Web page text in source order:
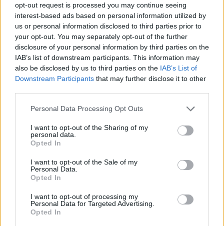
opt-out request is processed you may continue seeing
interest-based ads based on personal information utilized by
us or personal information disclosed to third parties prior to
your opt-out. You may separately opt-out of the further
disclosure of your personal information by third parties on the
IAB’s list of downstream participants. This information may
also be disclosed by us to third parties on the IAB’s List of
Downstream Participants that may further disclose it to other
Personal Data Processing Opt Outs
I want to opt-out of the Sharing of my
personal data.
Opted In
I want to opt-out of the Sale of my
Personal Data.
Opted In
I want to opt-out of processing my
Personal Data for Targeted Advertising.
Opted In
Λίβανος-Ισραήλ: Ξεκίνησε στην
Ουάσιγκτον ο τρίτος γύρος
συνομιλιών με στόχο την
εδραίωση της κατάπαυσης του
πυρός
συνομιλιών την επόμενη
εβδομάδα στην Ουάσινγκτον
Ο Τραμπ ανακοινώνει
παράταση για «τρεις
εβδομάδες» της κατάπαυσης
Ο Λίβανος θα ζητήσει να
παραταθεί η κατάπαυση του